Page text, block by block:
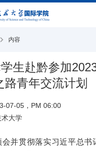
接
内容
生赴黔参加
路青年交流计划
07-05，PM 06:00
大学
会并贯彻落实习近平总书